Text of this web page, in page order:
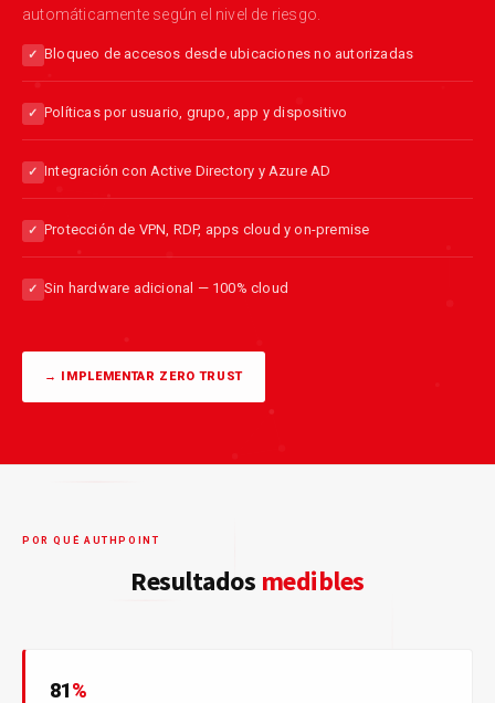
automáticamente según el nivel de riesgo.
Bloqueo de accesos desde ubicaciones no autorizadas
Políticas por usuario, grupo, app y dispositivo
Integración con Active Directory y Azure AD
Protección de VPN, RDP, apps cloud y on-premise
Sin hardware adicional — 100% cloud
→ IMPLEMENTAR ZERO TRUST
POR QUÉ AUTHPOINT
Resultados medibles
81%